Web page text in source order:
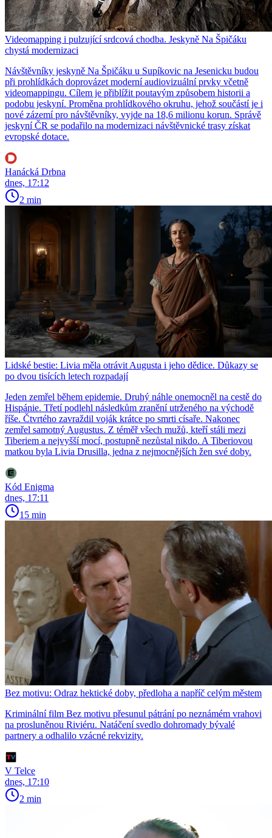
Videomapping i pulzující srdcová chodba. Jeskyně Na Špičáku
chystá modernizaci
Návštěvníky jeskyně Na Špičáku u Supíkovic na Jesenicku budou
při prohlídkách doprovázet moderní audiovizuální prvky včetně
videomappingu. Cílem je přiblížit poutavým způsobem historii a
podobu jeskyní. Proměna prohlídkového okruhu, jehož součástí je i
nové zázemí pro návštěvníky, vyjde na 18,6 milionu korun. Správě
jeskyní ČR se podařilo na modernizaci návštěvnické trasy získat
evropské dotace.
Hanácká Drbna
dnes, 17:12
2 min
Lidské bestie: Livia měla otrávit Augusta i jeho dědice. Důkazy se
po dvou tisících letech rozpadají
Jeden zemřel během epidemie. Druhý náhle onemocněl na cestě do
Hispánie. Třetí podlehl následkům zranění utrženého na východě
říše. Čtvrtého zavraždil voják krátce po smrti císaře. Nakonec
zemřel samotný Augustus. Z téměř všech mužů, kteří stáli mezi
Tiberiem a nejvyšší mocí, postupně nezůstal nikdo. A Tiberiovou
matkou byla Livia Drusilla, jedna z nejmocnějších žen své doby.
Kód Enigma
dnes, 17:11
15 min
Bez motivu: Odraz hektické doby, předloha a napříč celým městem
Kriminální film Bez motivu přesunul pátrání po neznámém vrahovi
na prosluněnou Riviéru. Natáčení svedlo dohromady bývalé
partnery a odhalilo vzácné rekvizity.
V Telce
dnes, 17:10
2 min